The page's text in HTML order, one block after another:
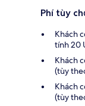
Phí tùy
Khách
tính 20
Khách
(tùy
Khách
(tùy